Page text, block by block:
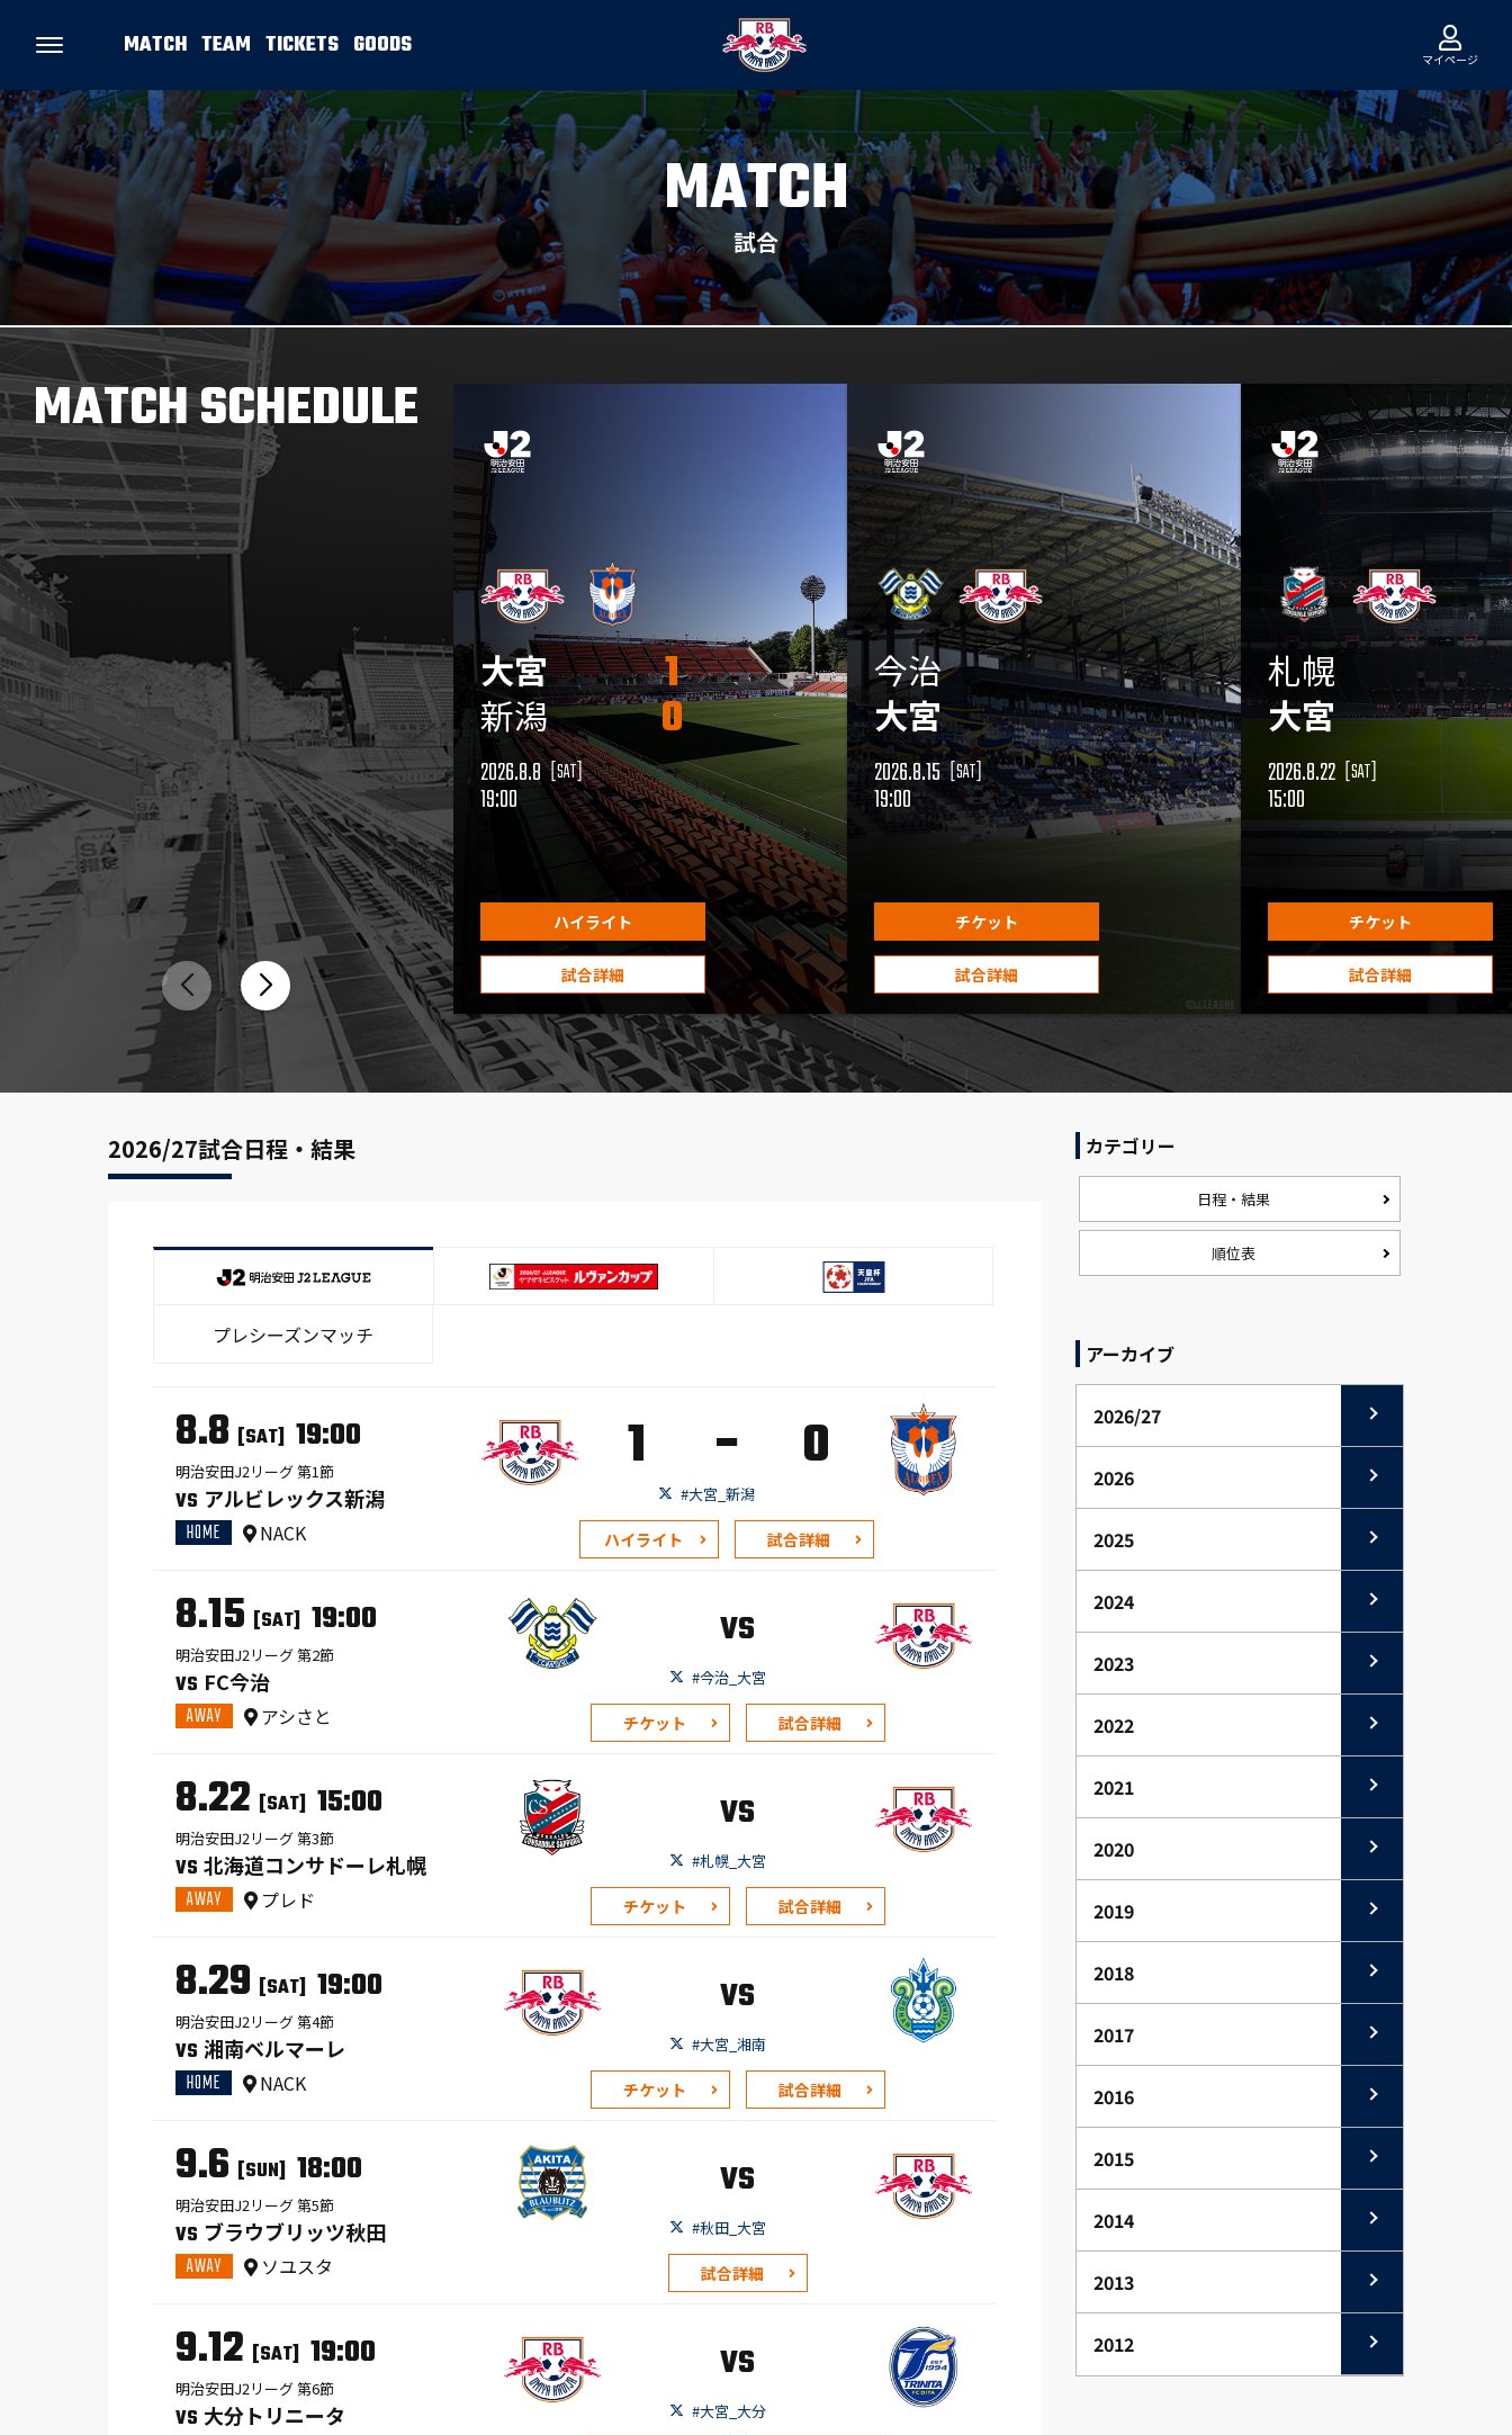
MATCH TEAM TICKETS GOODS マイページ
MATCH
試合
MATCH SCHEDULE
大宮 1
新潟 0
2026.8.8[SAT]
19:00
ハイライト
試合詳細
今治
大宮
2026.8.15[SAT]
19:00
チケット
試合詳細
札幌
大宮
2026.8.22 [SAT]
15:00
チケット
試合詳細
2026/27試合日程・結果
プレシーズンマッチ
8.8 [SAT] 19:00
明治安田J2リーグ 第1節
VS アルビレックス新潟
HOME
NACK
1 - 0
#大宮_新潟
ハイライト 試合詳細
8.15 [SAT] 19:00
明治安田J2リーグ 第2節
VS FC今治
AWAY
アシさと
VS
#今治_大宮
チケット 試合詳細
8.22 [SAT] 15:00
明治安田J2リーグ 第3節
VS 北海道コンサドーレ札幌
AWAY
プレド
VS
#札幌_大宮
チケット 試合詳細
8.29 [SAT] 19:00
明治安田J2リーグ 第4節
VS 湘南ベルマーレ
HOME
NACK
VS
#大宮_湘南
チケット 試合詳細
9.6 [SUN] 18:00
明治安田J2リーグ 第5節
VS ブラウブリッツ秋田
AWAY
ソユスタ
VS
#秋田_大宮
試合詳細
9.12 [SAT] 19:00
明治安田J2リーグ 第6節
VS 大分トリニータ
VS
#大宮_大分
カテゴリー
日程・結果
順位表
アーカイブ
2026/27
2026
2025
2024
2023
2022
2021
2020
2019
2018
2017
2016
2015
2014
2013
2012